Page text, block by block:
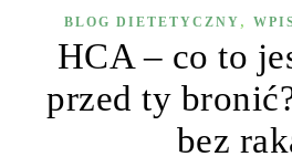
BLOG DIETETYCZNY ,
HCA – co to
przed ty
bez